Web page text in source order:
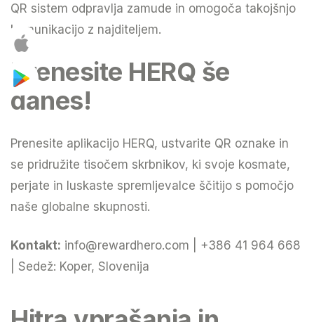
QR sistem odpravlja zamude in omogoča takojšnjo
komunikacijo z najditeljem.
Prenesite HERQ še
danes!
Prenesite aplikacijo HERQ, ustvarite QR oznake in
se pridružite tisočem skrbnikov, ki svoje kosmate,
perjate in luskaste spremljevalce ščitijo s pomočjo
naše globalne skupnosti.
Kontakt: info@rewardhero.com | +386 41 964 668
| Sedež: Koper, Slovenija